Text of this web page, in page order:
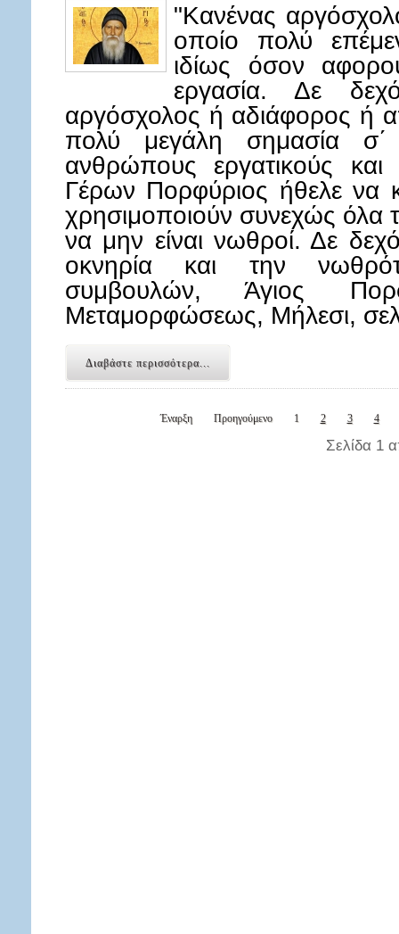
"Κανένας
οποίο πολύ
ιδίως όσον
εργασία. Δε
αργόσχολος ή αδιάφορος ή
πολύ μεγάλη σημασία
ανθρώπους εργατικούς
Γέρων Πορφύριος ήθελε να
χρησιμοποιούν συνεχώς όλα
να μην είναι νωθροί. Δε
οκνηρία και την
συμβουλών, Άγιος
Μεταμορφώσεως, Μήλεσι,
Διαβάστε περισσότερα...
Έναρξη Προηγούμενο 1 2 3 4
Σελίδα 1